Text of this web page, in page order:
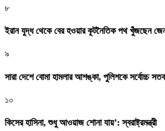
৮
ইরান যুদ্ধ থেকে বের হওয়ার কূটনৈতিক পথ খুঁজছেন
৯
সারা দেশে বোমা হামলার আশঙ্কা, পুলিশকে সর্বোচ্চ সতর্ক
১০
কিসের হাসিনা, শুধু আওয়াজ শোনা যায়’: স্বরাষ্ট্রমন্ত্রী